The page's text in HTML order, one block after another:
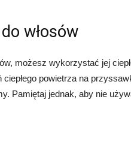
włosów
możesz wykorzystać jej
powietrza na
Pamiętaj jednak, aby nie